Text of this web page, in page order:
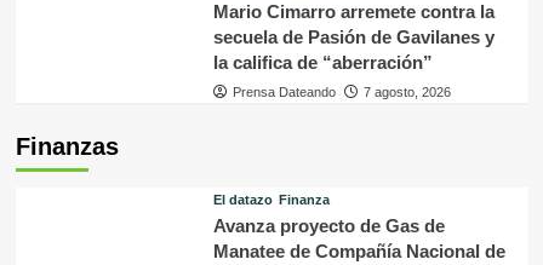
Mario Cimarro arremete contra la
secuela de Pasión de Gavilanes y
la califica de “aberración”
Prensa Dateando 7 agosto, 2026
Finanzas
El datazo Finanza
Avanza proyecto de Gas de
Manatee de Compañía Nacional de